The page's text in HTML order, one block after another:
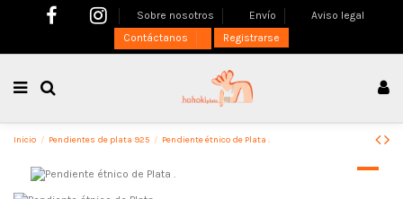
Sobre nosotros Envío
Aviso legal
Contáctanos
Registrarse
Inicio Pendientes de plata 925 Pendiente étnico de Plata .